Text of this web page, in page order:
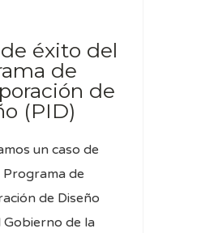
éxito del
de
de
(PID)
un caso de
de
de Diseño
Gobierno de la